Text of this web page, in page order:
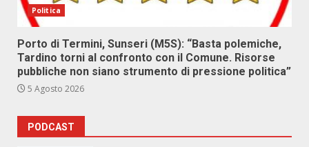
Politica
Porto di Termini, Sunseri (M5S): “Basta polemiche,
Tardino torni al confronto con il Comune. Risorse
pubbliche non siano strumento di pressione politica”
5 Agosto 2026
PODCAST